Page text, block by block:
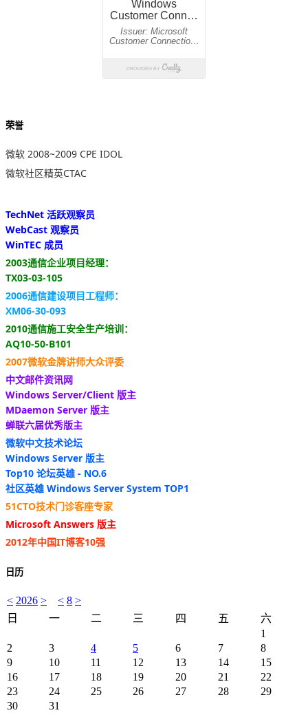
荣誉
微软 2008~2009 CPE IDOL
微软社区精英CTAC
TechNet 活跃观察员
WebCast 观察员
WinTEC 成员
2003通信企业项目经理：
TX03-03-105
2006通信建设项目工程师：
XM06-30-093
2010通信施工安全生产培训：
AQ10-50-B101
2007微软金牌讲师大众评委
中文邮件资讯网
Windows Server/Client 版主
MDaemon Server 版主
蝉联六届优秀版主
微软中文技术论坛
Windows Server 版主
Top10 论坛英雄 - NO.6
社区英雄 Windows Server System TOP1
51CTO技术门诊客座专家
Microsoft Answers 版主
2012年中国IT博客10强
日历
< 2026 > < 8 >
日
一 二 三 四 五
六
1
2
3 4 5 6 7
8
9
10 11 12 13 14
15
16
17 18 19 20 21
22
23
24 25 26 27 28
29
30
31